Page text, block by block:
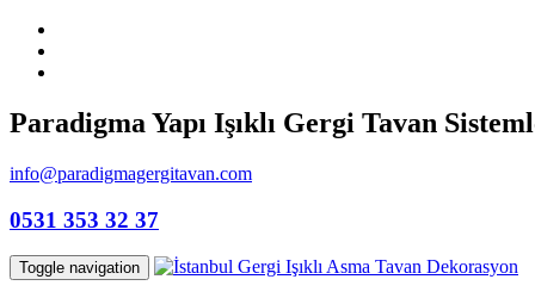
Paradigma Yapı Işıklı Gergi Tavan
info@paradigmagergitavan.com
0531 353 32 37
Toggle navigation